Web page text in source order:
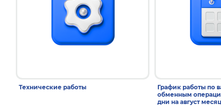
Технические работы
График работы по
обменным
дни на август месяц